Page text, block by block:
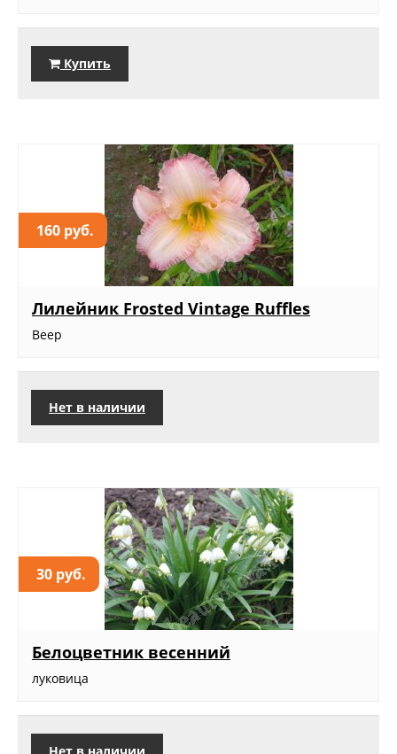
Купить
160 руб.
Лилейник Frosted Vintage Ruffles
Веер
Нет в наличии
30 руб.
Белоцветник весенний
луковица